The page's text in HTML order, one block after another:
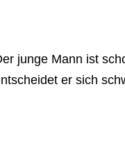
junge Mann ist
er sich